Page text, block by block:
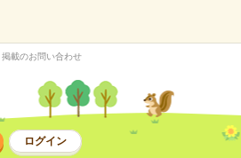
掲載のお問い合わせ
ログイン